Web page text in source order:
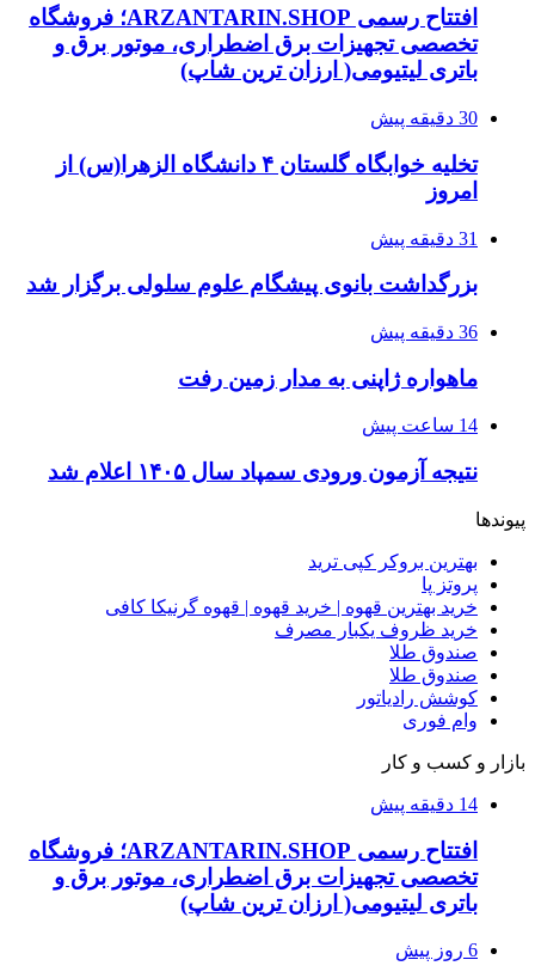
افتتاح رسمی ARZANTARIN.SHOP؛ فروشگاه
تخصصی تجهیزات برق اضطراری، موتور برق و
باتری لیتیومی( ارزان ترین شاپ)
30 دقیقه پیش
تخلیه خوابگاه گلستان ۴ دانشگاه الزهرا(س) از
امروز
31 دقیقه پیش
بزرگداشت بانوی پیشگام علوم سلولی برگزار شد
36 دقیقه پیش
ماهواره ژاپنی به مدار زمین رفت
14 ساعت پیش
نتیجه آزمون ورودی سمپاد سال ۱۴۰۵ اعلام شد
پیوندها
بهترین بروکر کپی ترید
پروتز پا
خرید بهترین قهوه | خرید قهوه | قهوه گرنیکا کافی
خرید ظروف یکبار مصرف
صندوق طلا
صندوق طلا
کوشش رادیاتور
وام فوری
بازار و کسب و کار
14 دقیقه پیش
افتتاح رسمی ARZANTARIN.SHOP؛ فروشگاه
تخصصی تجهیزات برق اضطراری، موتور برق و
باتری لیتیومی( ارزان ترین شاپ)
6 روز پیش